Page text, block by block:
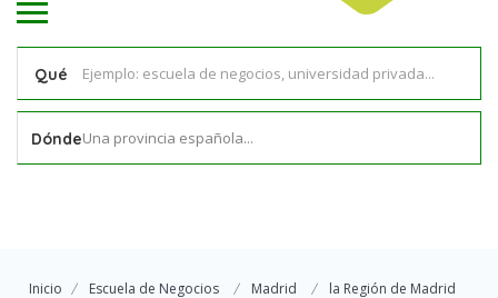
Qué
DóndeUna provincia española...
Inicio Escuela de Negocios Madrid
la Región de Madrid